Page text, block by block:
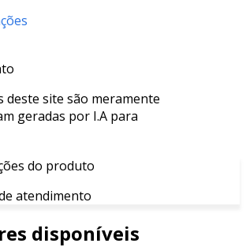
deste site são meramente
geradas por I.A para
do produto
atendimento
disponíveis